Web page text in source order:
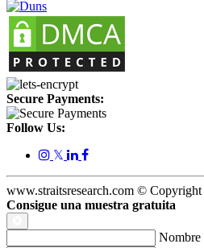
Secure Payments:
Follow Us:
𝕏
www.straitsresearch.com © Copyright
Consigue una muestra gratuita
Nombre